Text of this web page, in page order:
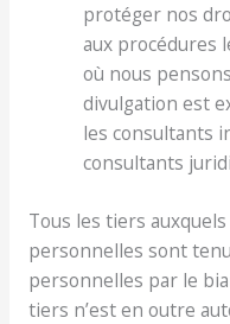
protéger nos
aux procédures
où nous
divulgation est
les consultants
consultants
Tous les tiers
personnelles sont
personnelles par le
tiers n’est en outre